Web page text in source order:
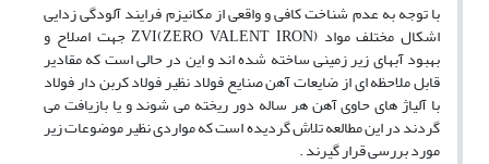
با توجه به عدم شناخت کافی و واقعی از مکانیزم فرایند آلودگی زدایی
اشکال مختلف مواد (ZERO VALENT IRON)ZVI جهت اصلاح و
بهبود آبهای زیر زمینی ساخته شده اند و این در حالی است که مقادیر
قابل ملاحظه ای از ضایعات آهن صنایع فولاد نظیر فولاد کربن دار فولاد
با آلیاژ های حاوی آهن هر ساله دور ریخته می شوند و یا بازیافت می
گردند در این مطالعه تلاش گردیده است که مواردی نظیر موضوعات زیر
مورد بررسی قرار گیرند .